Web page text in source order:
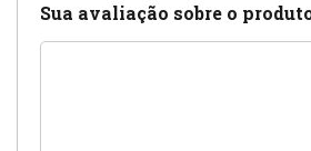
Sua avaliação sobre o